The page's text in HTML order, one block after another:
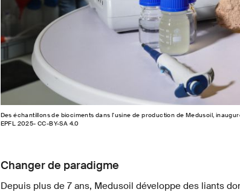
Des échantillons de biociments dans l'usine de production de Medusoil,
EPFL 2025- CC-BY-SA 4.0
Changer de paradigme
Depuis plus de 7 ans, Medusoil développe des liants